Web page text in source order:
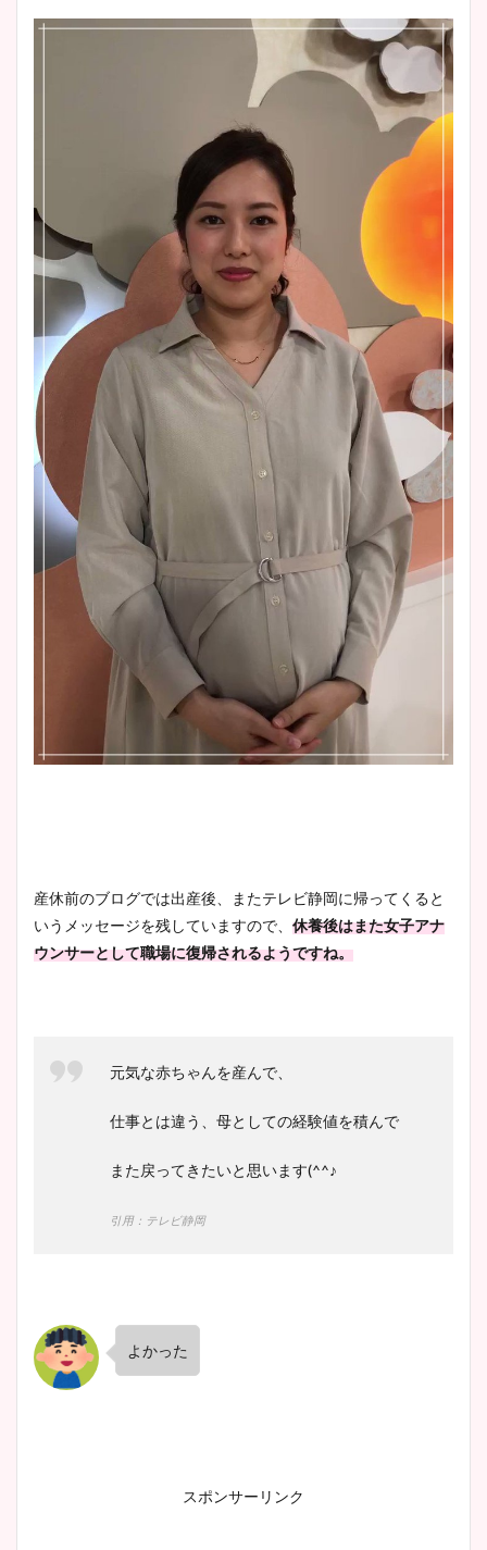
安藤萌々アナのカップ画像や
ニット衣装まとめ！美足の筋
肉も凄い！
鈴木唯の太ってた時の体重が
ヤバすぎww原因や痩せたダ
イエット方は？昔と現在を画
像比較！
豊島実季アナのカップ画像ま
とめ！美脚や水着姿に年齢も
調査！
宇賀神メグアナのニット画像
まとめ！足も美脚でカップも
凄い！
池谷実悠アナのメガネ画像が
かわいい！カップや水着姿も
まとめた！
産休前のブログでは出産後、またテレビ静岡に帰ってくると
いうメッセージを残していますので、 休養後はまた女子アナ
ウンサーとして職場に復帰されるようですね。
元気な赤ちゃんを産んで、
仕事とは違う、母としての経験値を積んで
また戻ってきたいと思います(^^♪
引用：テレビ静岡
よかった
スポンサーリンク